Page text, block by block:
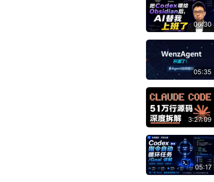
06:30
05:35
3:27:09
05:17